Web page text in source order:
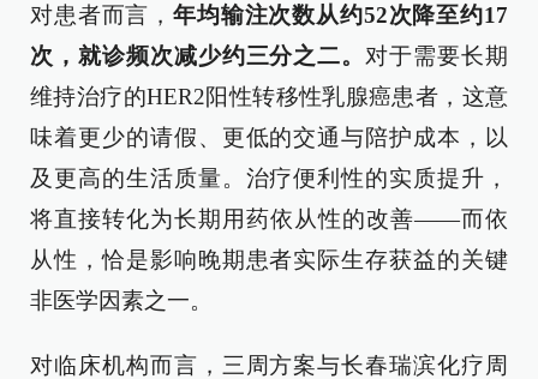
对患者而言，年均输注次数从约52次降至约17
次，就诊频次减少约三分之二。 对于需要长期
维持治疗的HER2阳性转移性乳腺癌患者，这意
味着更少的请假、更低的交通与陪护成本，以
及更高的生活质量。治疗便利性的实质提升，
将直接转化为长期用药依从性的改善——而依
从性，恰是影响晚期患者实际生存获益的关键
非医学因素之一。
对临床机构而言，三周方案与长春瑞滨化疗周